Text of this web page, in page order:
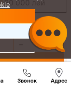
30 000 лей
- +
Звонок Адрес
нам
+(373)